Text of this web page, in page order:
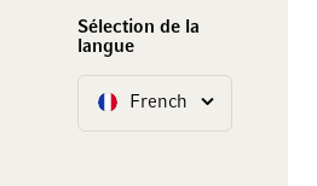
channel
Sélection de la
langue
LangueFrench